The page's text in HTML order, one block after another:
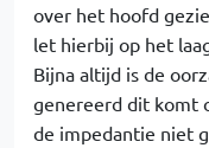
over het hoofd
let hierbij op het
Bijna altijd is de
genereerd dit komt
de impedantie niet